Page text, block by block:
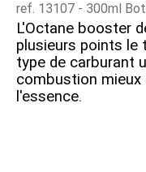
ref. 13107 - 300ml
L'Octane booster
plusieurs points le
type de carburant
combustion
l'essence.